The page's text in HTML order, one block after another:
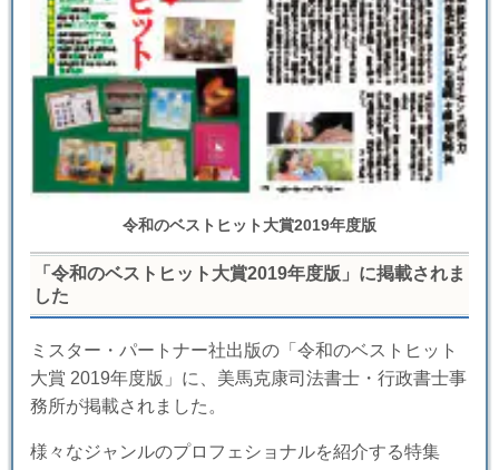
令和のベストヒット大賞2019年度版
「令和のベストヒット大賞2019年度版」に掲載されま
した
ミスター・パートナー社出版の「令和のベストヒット
大賞 2019年度版」に、美馬克康司法書士・行政書士事
務所が掲載されました。
様々なジャンルのプロフェショナルを紹介する特集